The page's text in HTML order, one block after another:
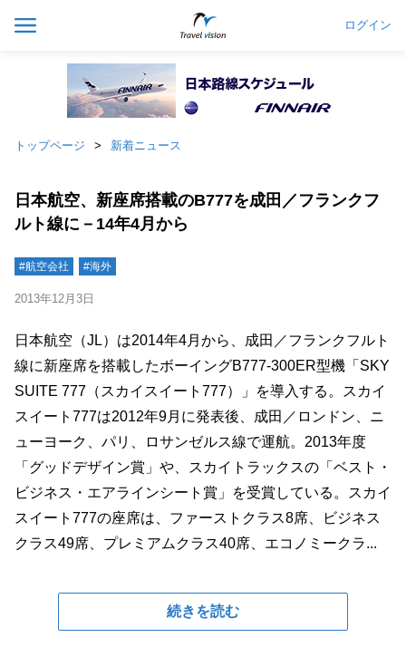
ログイン
トップページ 新着ニュース
日本航空、新座席搭載のB777を成田／フランクフ
ルト線に－14年4月から
#航空会社 #海外
2013年12月3日
日本航空（JL）は2014年4月から、成田／フランクフルト
線に新座席を搭載したボーイングB777-300ER型機「SKY
SUITE 777（スカイスイート777）」を導入する。スカイ
スイート777は2012年9月に発表後、成田／ロンドン、ニ
ューヨーク、パリ、ロサンゼルス線で運航。2013年度
「グッドデザイン賞」や、スカイトラックスの「ベスト・
ビジネス・エアラインシート賞」を受賞している。スカイ
スイート777の座席は、ファーストクラス8席、ビジネス
クラス49席、プレミアムクラス40席、エコノミークラ...
続きを読む